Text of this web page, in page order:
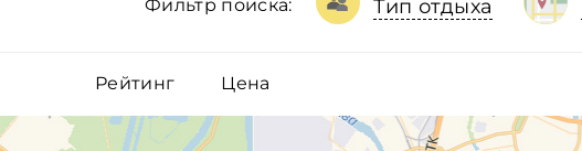
Фильтр поиска: Тип отдыха
Рейтинг Цена